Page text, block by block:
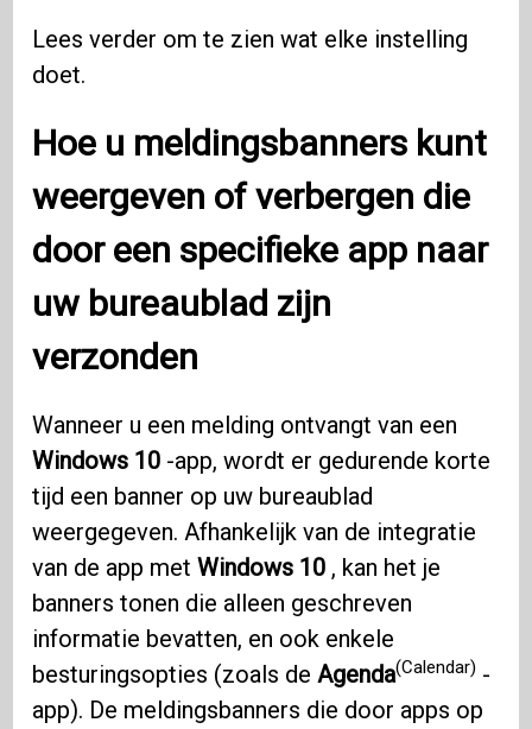
Lees verder om te zien wat elke instelling
doet.
Hoe u meldingsbanners kunt
weergeven of verbergen die
door een specifieke app naar
uw bureaublad zijn
verzonden
Wanneer u een melding ontvangt van een
Windows 10 -app, wordt er gedurende korte
tijd een banner op uw bureaublad
weergegeven. Afhankelijk van de integratie
van de app metWindows 10 , kan het je
banners tonen die alleen geschreven
informatie bevatten, en ook enkele
besturingsopties (zoals de Agenda(Calendar) -
app). De meldingsbanners die door apps op